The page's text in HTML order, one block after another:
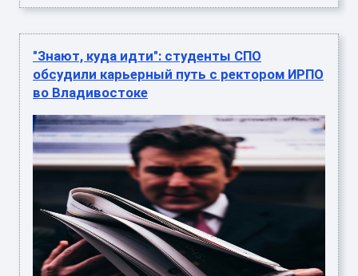
"Знают, куда идти": студенты СПО
обсудили карьерный путь с ректором ИРПО
во Владивостоке